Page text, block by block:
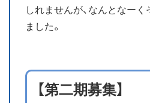
しれませんが、なんとなー
ました。
【第二期募集】